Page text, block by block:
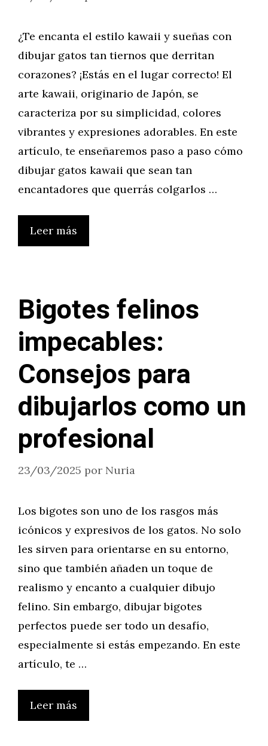
¿Te encanta el estilo kawaii y sueñas con
dibujar gatos tan tiernos que derritan
corazones? ¡Estás en el lugar correcto! El
arte kawaii, originario de Japón, se
caracteriza por su simplicidad, colores
vibrantes y expresiones adorables. En este
artículo, te enseñaremos paso a paso cómo
dibujar gatos kawaii que sean tan
encantadores que querrás colgarlos …
Leer más
Bigotes felinos
impecables:
Consejos para
dibujarlos como un
profesional
23/03/2025 por Nuria
Los bigotes son uno de los rasgos más
icónicos y expresivos de los gatos. No solo
les sirven para orientarse en su entorno,
sino que también añaden un toque de
realismo y encanto a cualquier dibujo
felino. Sin embargo, dibujar bigotes
perfectos puede ser todo un desafío,
especialmente si estás empezando. En este
artículo, te …
Leer más